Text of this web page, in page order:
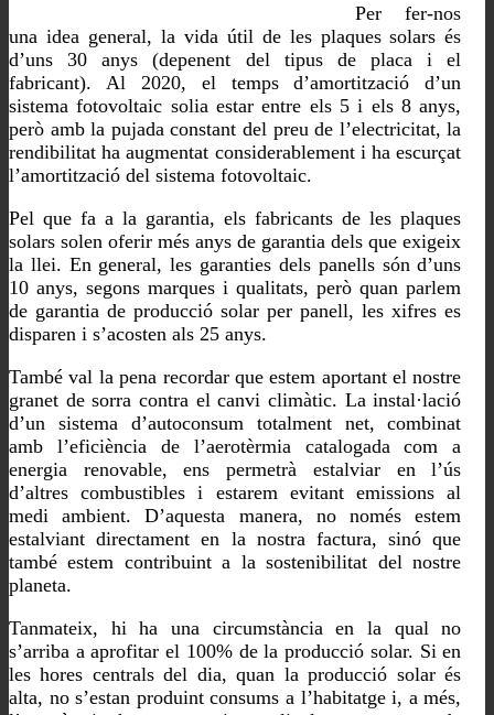
Per fer-nos
una idea general, la vida útil de les plaques solars és
d’uns 30 anys (depenent del tipus de placa i el
fabricant). Al 2020, el temps d’amortització d’un
sistema fotovoltaic solia estar entre els 5 i els 8 anys,
però amb la pujada constant del preu de l’electricitat, la
rendibilitat ha augmentat considerablement i ha escurçat
l’amortització del sistema fotovoltaic.
Pel que fa a la garantia, els fabricants de les plaques
solars solen oferir més anys de garantia dels que exigeix
la llei. En general, les garanties dels panells són d’uns
10 anys, segons marques i qualitats, però quan parlem
de garantia de producció solar per panell, les xifres es
disparen i s’acosten als 25 anys.
També val la pena recordar que estem aportant el nostre
granet de sorra contra el canvi climàtic. La instal·lació
d’un sistema d’autoconsum totalment net, combinat
amb l’eficiència de l’aerotèrmia catalogada com a
energia renovable, ens permetrà estalviar en l’ús
d’altres combustibles i estarem evitant emissions al
medi ambient. D’aquesta manera, no només estem
estalviant directament en la nostra factura, sinó que
també estem contribuint a la sostenibilitat del nostre
planeta.
Tanmateix, hi ha una circumstància en la qual no
s’arriba a aprofitar el 100% de la producció solar. Si en
les hores centrals del dia, quan la producció solar és
alta, no s’estan produint consums a l’habitatge i, a més,